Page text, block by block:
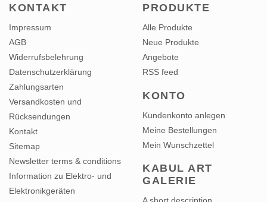
Impressum
AGB
Widerrufsbelehrung
Datenschutzerklärung
Zahlungsarten
Versandkosten und
Rücksendungen
Kontakt
Sitemap
Newsletter terms & conditions
Information zu Elektro- und
Elektronikgeräten
Information zur
Alle Produkte
Neue Produkte
Angebote
RSS feed
Kundenkonto anlegen
Meine Bestellungen
Mein Wunschzettel
GALERIE
A short description